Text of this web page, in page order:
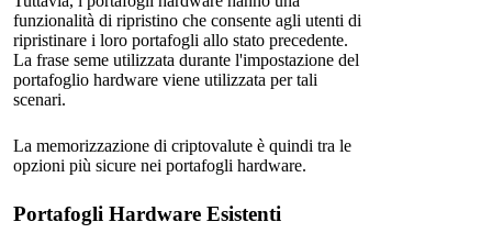
funzionalità di ripristino che consente agli utenti di
ripristinare i loro portafogli allo stato precedente.
La frase seme utilizzata durante l'impostazione del
portafoglio hardware viene utilizzata per tali
scenari.
La memorizzazione di criptovalute è quindi tra le
opzioni più sicure nei portafogli hardware.
Portafogli Hardware Esistenti